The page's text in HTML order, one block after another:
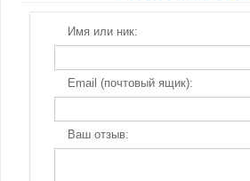
Имя или ник:
Email (почтовый ящик):
Ваш отзыв: